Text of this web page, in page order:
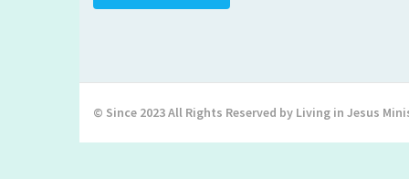
© Since 2023 All Rights Reserved by Living in Jesus